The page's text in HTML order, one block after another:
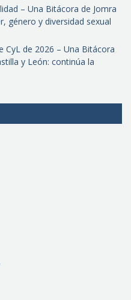
– Una Bitácora de Jomra
género y diversidad sexual
CyL de 2026 – Una Bitácora
y León: continúa la